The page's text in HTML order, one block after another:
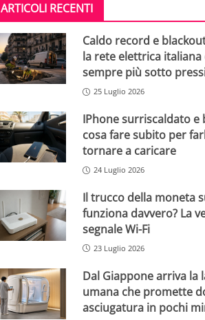
ARTICOLI RECENTI
Caldo record e
la rete elettrica italiana
sempre più sotto
25 Luglio 2026
IPhone surriscaldato e
cosa fare subito per
tornare a caricare
24 Luglio 2026
Il trucco della moneta
funziona davvero? La
segnale Wi-Fi
23 Luglio 2026
Dal Giappone arriva la
umana che promette
asciugatura in pochi